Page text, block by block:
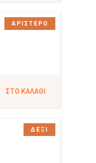
ΣΤΟ ΚΑΛΆΘΙ
ΑΡΙΣΤΕΡΟ
ΔΕΞΙ